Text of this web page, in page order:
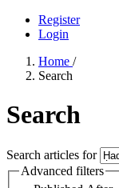
Register
Login
Home /
Search
Search
Search articles for
Advanced filters